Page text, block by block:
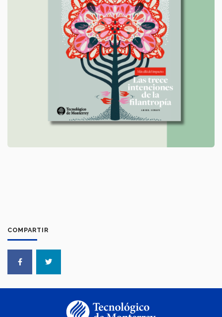
COMPARTIR